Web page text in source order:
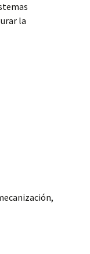
la